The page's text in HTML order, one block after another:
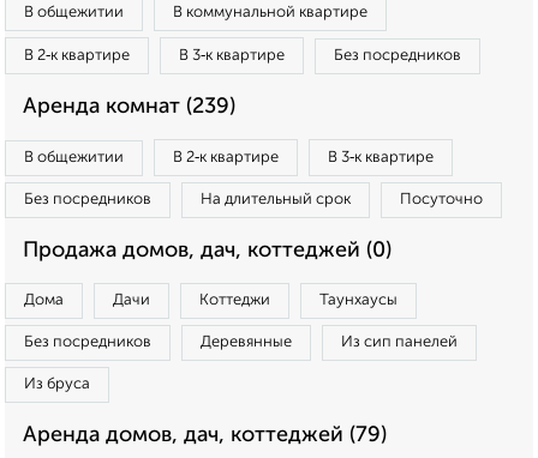
В общежитии В коммунальной квартире
В 2‑к квартире В 3‑к квартире Без посредников
Аренда комнат (239)
В общежитии В 2‑к квартире В 3‑к квартире
Без посредников На длительный срок Посуточно
Продажа домов, дач, коттеджей (0)
Дома Дачи Коттеджи Таунхаусы
Без посредников Деревянные Из сип панелей
Из бруса
Аренда домов, дач, коттеджей (79)